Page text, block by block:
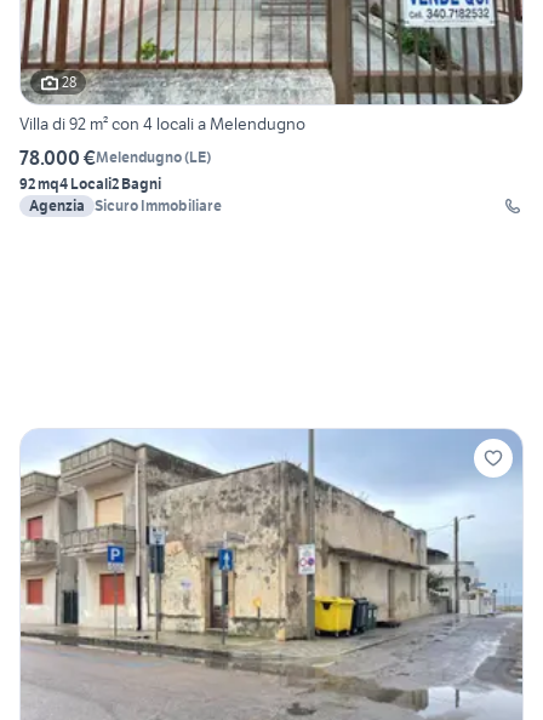
28
Villa di 92 m² con 4 locali a Melendugno
78.000 €Melendugno(LE)
92 mq4 Locali2 Bagni
Agenzia Sicuro Immobiliare